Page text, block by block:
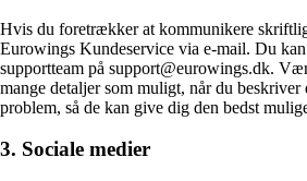
Hvis du foretrækker at kommunikere
Eurowings Kundeservice via e-mail. Du
supportteam på support@eurowings.dk.
mange detaljer som muligt, når du beskriver
problem, så de kan give dig den bedst
3. Sociale medier